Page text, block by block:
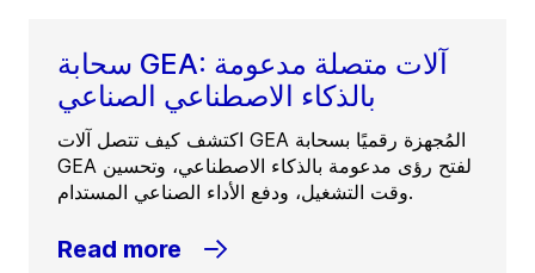
سحابة GEA: آلات متصلة مدعومة
بالذكاء الاصطناعي الصناعي
اكتشف كيف تتصل آلات GEA المُجهزة رقميًا بسحابة
GEA لفتح رؤى مدعومة بالذكاء الاصطناعي، وتحسين
وقت التشغيل، ودفع الأداء الصناعي المستدام.
Read more